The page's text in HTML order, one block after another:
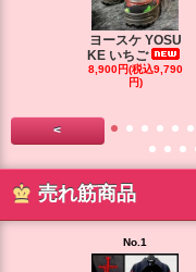
ヨースケ YOSU
KE いちご
8,900円(税込9,790
円)
<
売れ筋商品
No.1